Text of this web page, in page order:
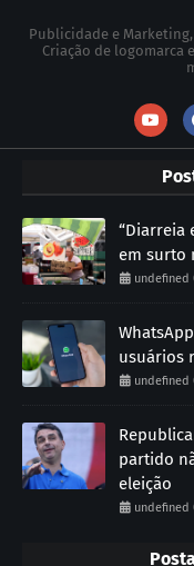
Publicidade e
Criação de logomarca
“Diarreia
em surto
undefined
usuários
undefined
partido
eleição
undefined